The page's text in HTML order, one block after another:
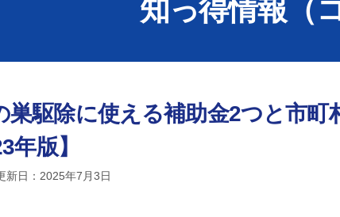
知っ得情報（
巣駆除に使える補助金2つと市
年版】
日：2025年7月3日